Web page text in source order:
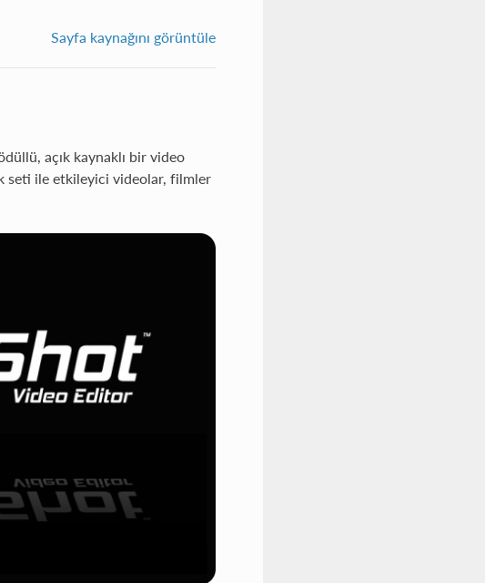
Sayfa kaynağını görüntüle
açık kaynaklı bir video
seti ile etkileyici videolar, filmler